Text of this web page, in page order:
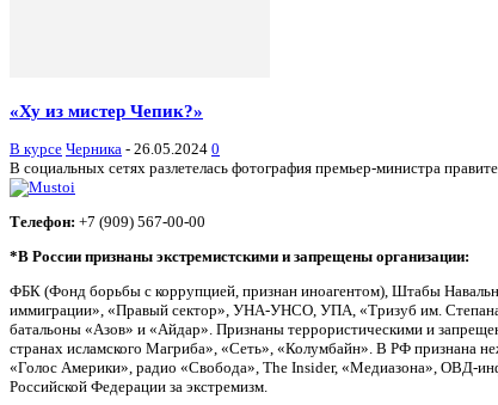
«Ху из мистер Чепик?»
В курсе Черника - 26.05.2024 0
В социальных сетях разлетелась фотография премьер-министра
Телефон: +7 (909) 567-00-00
*В России признаны экстремистскими и запрещены организации:
ФБК (Фонд борьбы с коррупцией, признан иноагентом), Штабы
иммиграции», «Правый сектор», УНА-УНСО, УПА, «Тризуб им. Степана
батальоны «Азов» и «Айдар». Признаны террористическими и
странах исламского Магриба», «Сеть», «Колумбайн». В РФ признана
«Голос Америки», радио «Свобода», The Insider, «Медиазона», ОВД-
Российской Федерации за экстремизм.